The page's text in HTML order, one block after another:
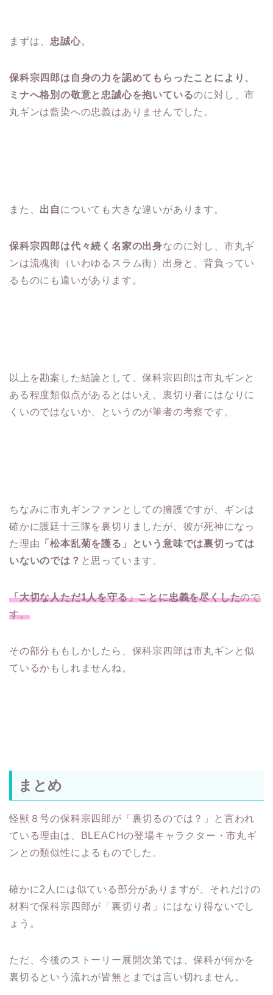
まずは、 忠誠心。
保科宗四郎は自身の力を認めてもらったことにより、
ミナへ格別の敬意と忠誠心を抱いているのに対し、市
丸ギンは藍染への忠義はありませんでした。
また、 出自 についても大きな違いがあります。
保科宗四郎は代々続く名家の出身なのに対し、市丸ギ
ンは流魂街（いわゆるスラム街）出身と、背負ってい
るものにも違いがあります。
以上を勘案した結論として、保科宗四郎は市丸ギンと
ある程度類似点があるとはいえ、裏切り者にはなりに
くいのではないか、というのが筆者の考察です。
ちなみに市丸ギンファンとしての擁護ですが、ギンは
確かに護廷十三隊を裏切りましたが、彼が死神になっ
た理由 「松本乱菊を護る」という意味では裏切っては
いないのでは？ と思っています。
「大切な人ただ1人を守る」ことに忠義を尽くしたので
す。
その部分ももしかしたら、保科宗四郎は市丸ギンと似
ているかもしれませんね。
まとめ
怪獣８号の保科宗四郎が「裏切るのでは？」と言われ
ている理由は、BLEACHの登場キャラクター・市丸ギ
ンとの類似性によるものでした。
確かに2人には似ている部分がありますが、それだけの
材料で保科宗四郎が「裏切り者」にはなり得ないでし
ょう。
ただ、今後のストーリー展開次第では、保科が何かを
裏切るという流れが皆無とまでは言い切れません。